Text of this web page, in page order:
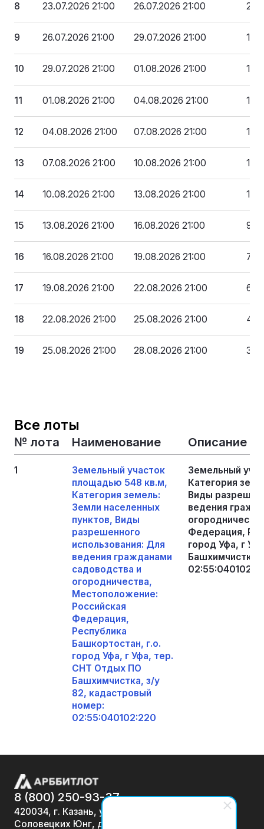
8 23.07.2026 21:00 26.07.2026 21:00
9 26.07.2026 21:00 29.07.2026 21:00 191
10 29.07.2026 21:00 01.08.2026 21:00
11 01.08.2026 21:00 04.08.2026 21:00
12 04.08.2026 21:00 07.08.2026 21:00
13 07.08.2026 21:00 10.08.2026 21:00
14 10.08.2026 21:00 13.08.2026 21:00 111
15 13.08.2026 21:00 16.08.2026 21:00 95
16 16.08.2026 21:00 19.08.2026 21:00 79
17 19.08.2026 21:00 22.08.2026 21:00 63
18 22.08.2026 21:00 25.08.2026 21:00 47
19 25.08.2026 21:00 28.08.2026 21:00 31
Все лоты
№ лота Наименование Описание
1
Земельный участок
площадью 548 кв.м,
Категория земель:
Земли населенных
пунктов, Виды
разрешенного
использования: Для
ведения гражданами
садоводства и
огородничества,
Местоположение:
Российская
Федерация,
Республика
Башкортостан, г.о.
город Уфа, г Уфа, тер.
СНТ Отдых ПО
Башхимчистка, з/у
82, кадастровый
номер:
02:55:040102:220
Земельный
Категория
Виды
ведения
Федерация,
город Уфа, г
Башхимчистка,
8 (800) 250-93-37
420034, г. Казань, ул.
Соловецких Юнг, д. 7